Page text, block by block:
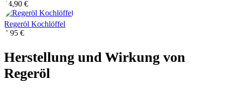
14,90 €
Regeröl Kochlöffel
4,95 €
Herstellung und Wirkung von
Regeröl